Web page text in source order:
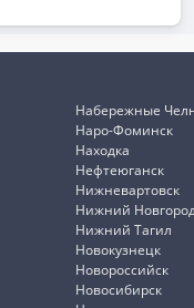
Набережные
Наро-Фоминск
Находка
Нефтеюганск
Нижневартовск
Нижний
Нижний Тагил
Новокузнецк
Новороссийск
Новосибирск